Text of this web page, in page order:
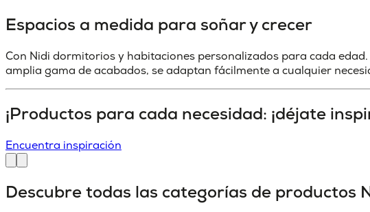
Espacios a medida para soñar y crecer
Con Nidi dormitorios y habitaciones personalizados para cada
amplia gama de acabados, se adaptan fácilmente a cualquier
¡Productos para cada necesidad: ¡déjate
Encuentra inspiración
Descubre todas las categorías de productos